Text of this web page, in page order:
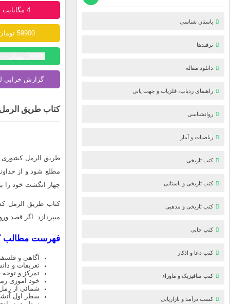
4 مگابایت
59900 تومان
گزارش خرابی
کتاب طریق
طریق الرمل کشوری
مطلع شود و از
چهار انگشت خود را
کتاب طریق الرمل
میپردازد. اگر قصد
فهرست مطالب
آگاهی و
تعریفات و
تمرکز و
خود آموزی
شمائی از
سطر اول
باستان شناسی
ترفندها
دانلود مقاله
راهنمای ردیاب، فلزیاب و جهت یابی
روانشناسی
ریاضیات و آمار
کتب تاریخی
کتب تاریخی و باستانی
کتب تاریخی و مذهبی
کتب چاپی
کتب دعا و اذکار
کتب متافیزیک و ماوراء
کسب درآمد و بازاریابی